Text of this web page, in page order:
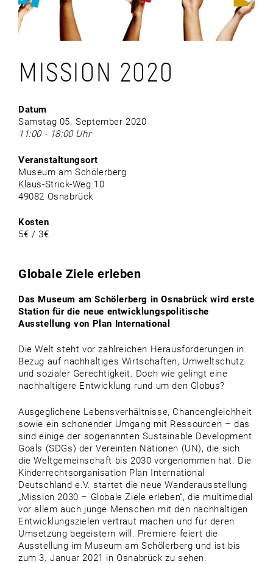
MISSION 2020
Datum
Samstag 05. September 2020
11:00 - 18:00 Uhr
Veranstaltungsort
Museum am Schölerberg
Klaus-Strick-Weg 10
49082 Osnabrück
Kosten
5€ / 3€
Globale Ziele erleben
Das Museum am Schölerberg in Osnabrück wird erste
Station für die neue entwicklungspolitische
Ausstellung von Plan International
Die Welt steht vor zahlreichen Herausforderungen in
Bezug auf nachhaltiges Wirtschaften, Umweltschutz
und sozialer Gerechtigkeit. Doch wie gelingt eine
nachhaltigere Entwicklung rund um den Globus?
Ausgeglichene Lebensverhältnisse, Chancengleichheit
sowie ein schonender Umgang mit Ressourcen – das
sind einige der sogenannten Sustainable Development
Goals (SDGs) der Vereinten Nationen (UN), die sich
die Weltgemeinschaft bis 2030 vorgenommen hat. Die
Kinderrechtsorganisation Plan International
Deutschland e.V. startet die neue Wanderausstellung
„Mission 2030 – Globale Ziele erleben“, die multimedial
vor allem auch junge Menschen mit den nachhaltigen
Entwicklungszielen vertraut machen und für deren
Umsetzung begeistern will. Premiere feiert die
Ausstellung im Museum am Schölerberg und ist bis
zum 3. Januar 2021 in Osnabrück zu sehen.